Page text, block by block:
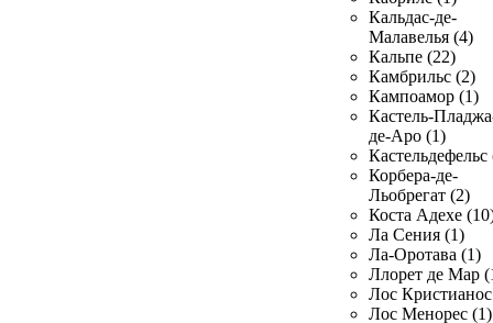
Кальдас-де-
Малавелья (4)
Кальпе (22)
Камбрильс (2)
Кампоамор (1)
Кастель-
де-Аро (1)
Кастельдефельс
Корбера-де-
Льобрегат (2)
Коста Адехе
Ла Сения (1)
Ла-Оротава (1)
Ллорет де Мар
Лос
Лос Менорес (1)